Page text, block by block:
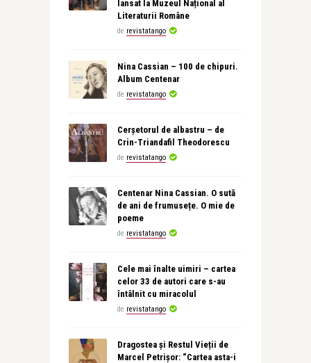
lansat la Muzeul Național al
Literaturii Române
de revistatango
Nina Cassian – 100 de chipuri.
Album Centenar
de revistatango
Cerșetorul de albastru – de
Crin-Triandafil Theodorescu
de revistatango
Centenar Nina Cassian. O sută
de ani de frumusețe. O mie de
poeme
de revistatango
Cele mai înalte uimiri – cartea
celor 33 de autori care s-au
întâlnit cu miracolul
de revistatango
Dragostea și Restul Vieții de
Marcel Petrișor: “Cartea asta-i